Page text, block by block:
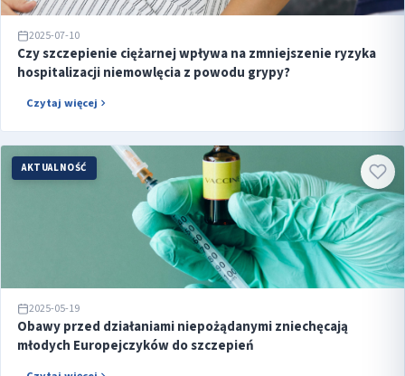
2025-07-10
Czy szczepienie ciężarnej wpływa na zmniejszenie ryzyka
hospitalizacji niemowlęcia z powodu grypy?
Czytaj więcej
AKTUALNOŚĆ
2025-05-19
Obawy przed działaniami niepożądanymi zniechęcają
młodych Europejczyków do szczepień